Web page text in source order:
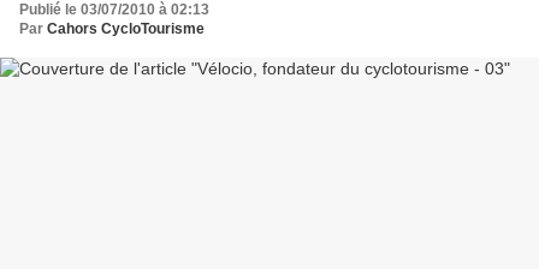
Publié le 03/07/2010 à 02:13
Par Cahors CycloTourisme